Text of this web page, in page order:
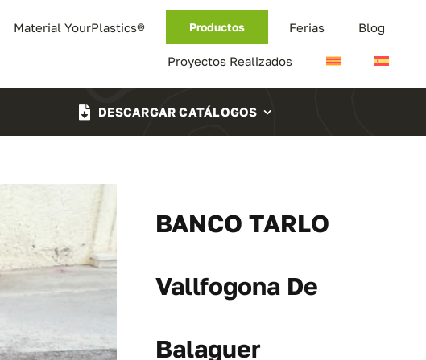
Material YourPlastics® Productos Ferias Blog
Proyectos Realizados
DESCARGAR CATÁLOGOS
BANCO TARLO
Vallfogona De
Balaguer